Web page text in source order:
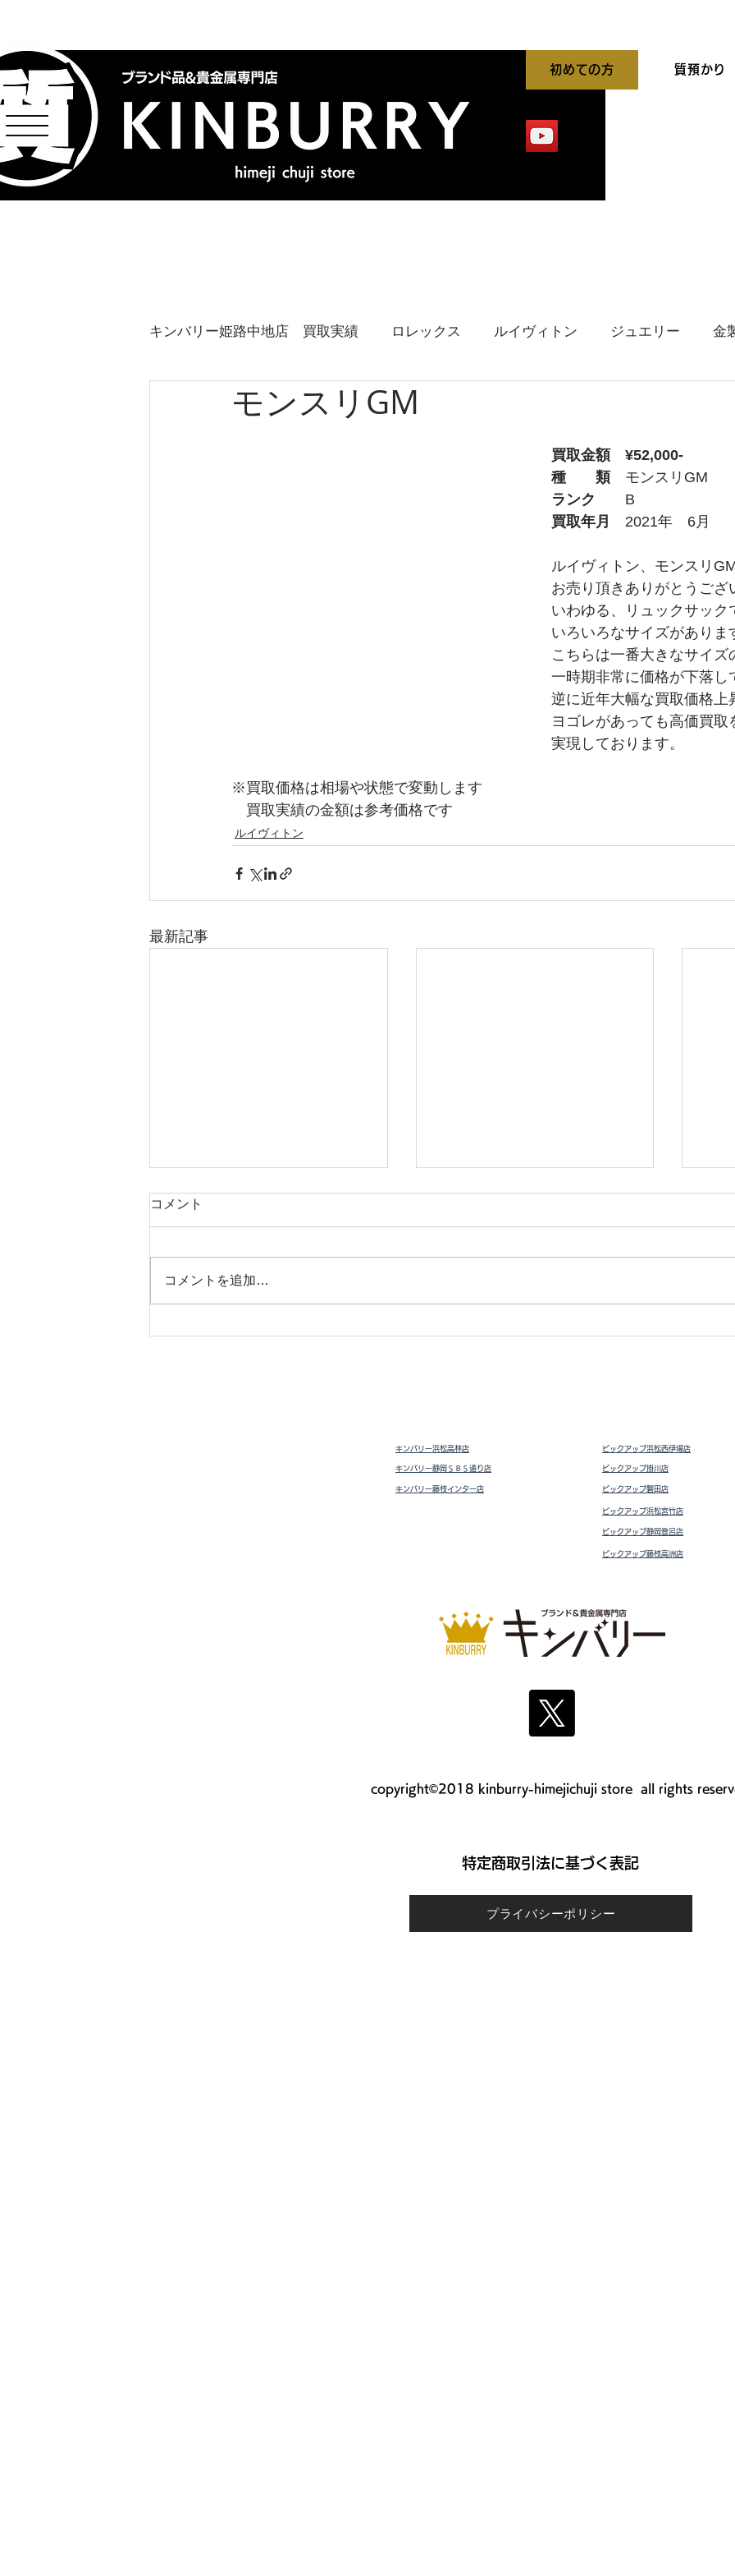
初めての方 質預かり
キンバリー姫路中地店 買取実績 ロレックス ルイヴィトン ジュエリー 金
エルメス カルティエ ブルガリ
チューダー トムフォード
ティファニー ウブロ
タグホイヤー ロエベ
モンスリGM
買取金額　¥52,000-
種　　類 モンスリGM
ランク B
買取年月
2021年　6月
ルイヴィトン、モンスリ
お売り頂きありがとうござ
いわゆる、リュックサック
いろいろなサイズがありま
こちらは一番大きなサイズ
一時期非常に価格が下落し
逆に近年大幅な買取価格上
ヨゴレがあっても高価買取
実現しております。
※買取価格は相場や状態で変動します
買取実績の金額は参考価格です
ルイヴィトン
最新記事
ジッピーコインパース
ドライビングシューズ スウェ
Vト
コメント
コメントを追加…
キンバリー浜松高林店
キンバリー静岡ＳＢＳ通り店
キンバリー藤枝インター店
ピックアップ浜松西伊場店
ピックアップ掛川 店
ピックアップ磐田店
ピックアップ浜松宮竹店
ピックアップ静岡登呂店
ピックアップ藤枝高洲店
copyright©2018 kinburry-himejichuji store all rights
​特定商取引法に基づく表記
プライバシーポリシー